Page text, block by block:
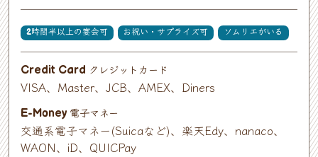
2時間半以上の宴会可 お祝い・サプライズ可 ソムリエがいる
Credit Card クレジットカード
VISA、Master、JCB、AMEX、Diners
E-Money 電子マネー
交通系電子マネー(Suicaなど)、楽天Edy、nanaco、
WAON、iD、QUICPay